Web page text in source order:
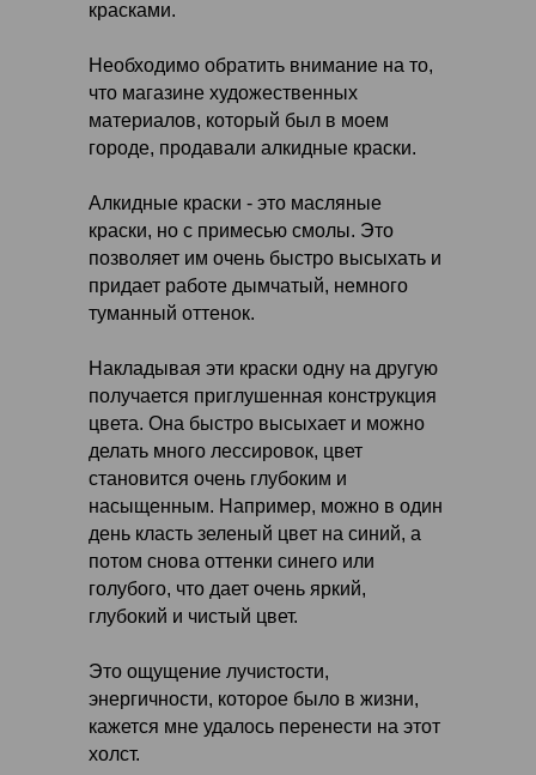
красками.
Необходимо обратить внимание на то,
что магазине художественных
материалов, который был в моем
городе, продавали алкидные краски.
Алкидные краски - это масляные
краски, но с примесью смолы. Это
позволяет им очень быстро высыхать и
придает работе дымчатый, немного
туманный оттенок.
Накладывая эти краски одну на другую
получается приглушенная конструкция
цвета. Она быстро высыхает и можно
делать много лессировок, цвет
становится очень глубоким и
насыщенным. Например, можно в один
день класть зеленый цвет на синий, а
потом снова оттенки синего или
голубого, что дает очень яркий,
глубокий и чистый цвет.
Это ощущение лучистости,
энергичности, которое было в жизни,
кажется мне удалось перенести на этот
холст.